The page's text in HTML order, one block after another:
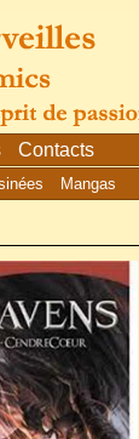
Contacts
Mangas